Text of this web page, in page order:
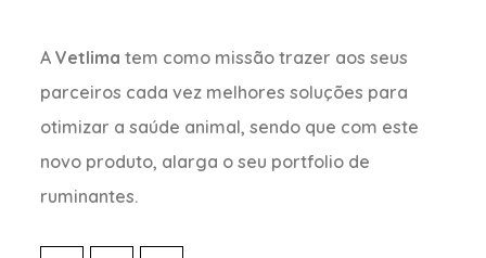
AVetlima tem como missão trazer aos seus
parceiros cada vez melhores soluções para
otimizar a saúde animal, sendo que com este
novo produto, alarga o seu portfolio de
ruminantes.